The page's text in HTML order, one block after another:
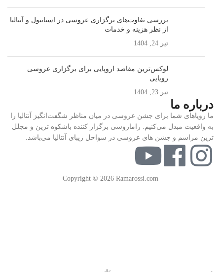
بررسی تفاوت‌های برگزاری عروسی در استانبول و آنتالیا
از نظر هزینه و خدمات
تیر 24, 1404
لوکس‌ترین مقاصد اروپایی برای برگزاری عروسی
رویایی
تیر 23, 1404
درباره ما
ما رویاهای شما برای جشن عروسی در میان مناظر شگفت‌انگیز آنتالیا را
به واقعیت مبدل می‌کنیم. راماروسی برگزار کننده باشکوه ترین و مجلل
ترین مراسم و جشن های عروسی در سواحل زیبای آنتالیا می‌باشد.
Copyright © 2026 Ramarossi.com